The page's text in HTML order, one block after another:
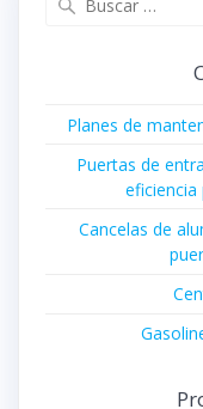
Planes de
Puertas de
eficiencia
Cancelas de